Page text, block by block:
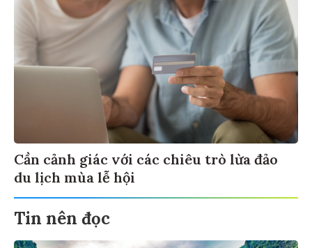
Cần cảnh giác với các chiêu trò lừa đảo
du lịch mùa lễ hội
Tin nên đọc